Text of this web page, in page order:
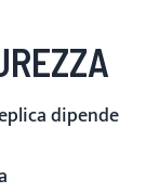
dipende